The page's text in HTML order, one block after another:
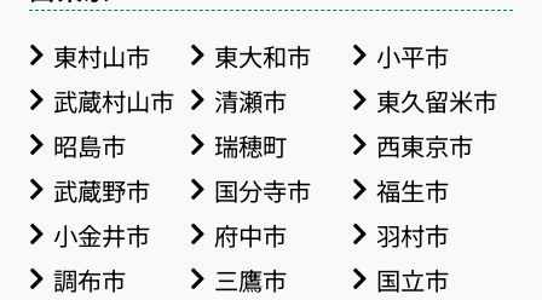
東村山市 東大和市
小平市
武蔵村山市
清瀬市
東久留米市
昭島市
瑞穂町
西東京市
武蔵野市
国分寺市
福生市
小金井市
府中市
羽村市
調布市
三鷹市
国立市